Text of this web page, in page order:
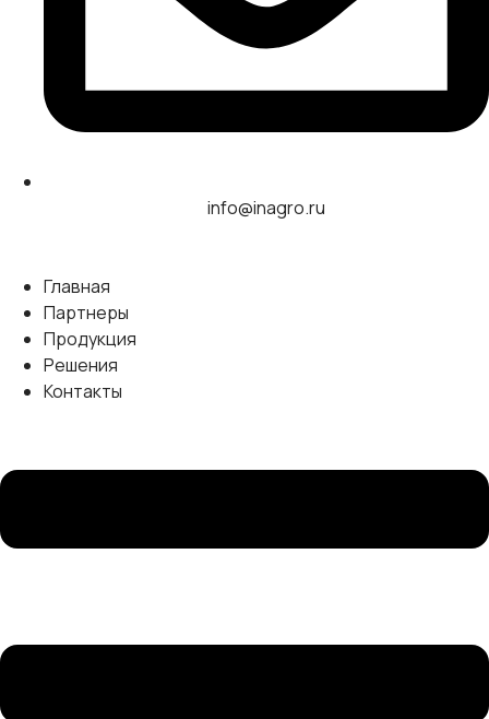
info@inagro.ru
Главная
Партнеры
Продукция
Решения
Контакты